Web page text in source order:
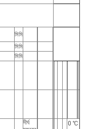
মিমি
মিমি
মিমি
দীর্ঘ
0 ℃